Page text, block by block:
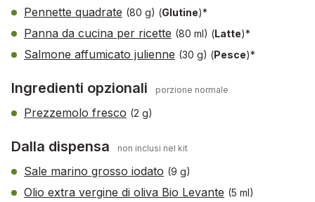
Pennette quadrate (80 g) (Glutine)*
Panna da cucina per ricette (80 ml) (Latte)*
Salmone affumicato julienne (30 g) (Pesce)*
Ingredienti opzionali porzione normale
Prezzemolo fresco (2 g)
Dalla dispensa non inclusi nel kit
Sale marino grosso iodato (9 g)
Olio extra vergine di oliva Bio Levante (5 ml)